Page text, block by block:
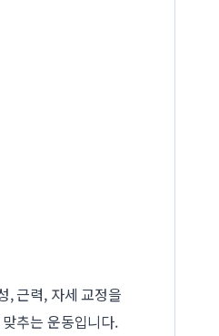
, 근력, 자세 교정을
추는 운동입니다.